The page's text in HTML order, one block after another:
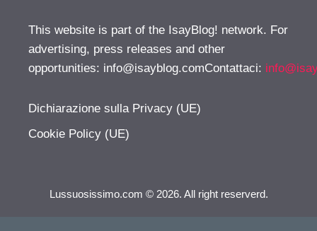
This website is part of the IsayBlog! network. For
advertising, press releases and other
opportunities: info@isayblog.comContattaci:
Dichiarazione sulla Privacy (UE)
Cookie Policy (UE)
Lussuosissimo.com © 2026. All right reserverd.